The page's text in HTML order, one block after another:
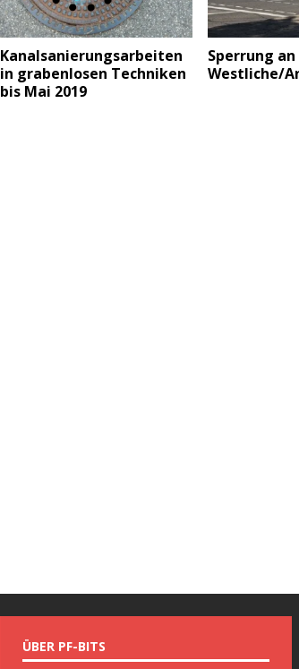
Kanalsanierungsarbeiten
in grabenlosen Techniken
bis Mai 2019
Sperrung
Westliche/
ÜBER PF-BITS